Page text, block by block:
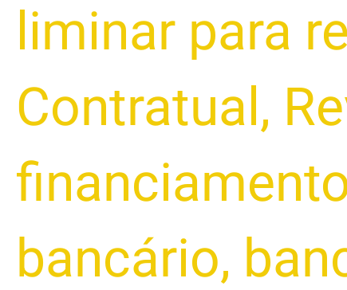
liminar para
Contratual ,
bancário,